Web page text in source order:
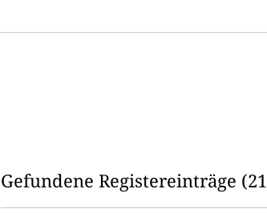
Gefundene Registereinträge